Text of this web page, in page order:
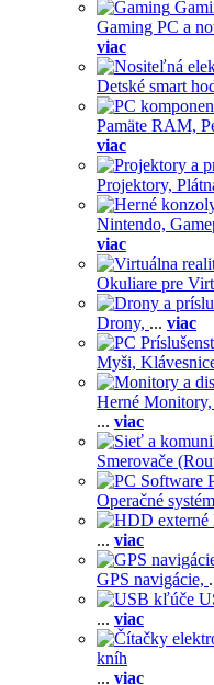
Gaming PC a
viac
Detské smart
Pamäte RAM,
viac
Projektory,
Nintendo,
viac
Okuliare pre
Drony, ... viac
Myši,
Herné Monitory,
... viac
Smerovače
Operačné
... viac
GPS navigácie,
... viac
kníh
... viac